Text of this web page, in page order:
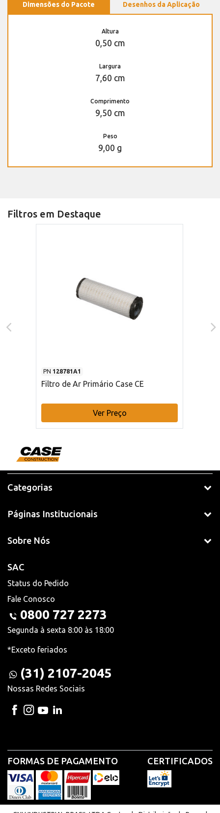
Dimensões do Pacote Desenhos da Aplicação
Altura
0,50 cm
Largura
7,60 cm
Comprimento
9,50 cm
Peso
9,00 g
Filtros em Destaque
PN 128781A1
Filtro de Ar Primário Case CE
Ver Preço
Categorias
Páginas Institucionais
Sobre Nós
SAC
Status do Pedido
Fale Conosco
0800 727 2273
Segunda à sexta 8:00 às 18:00
*Exceto feriados
(31) 2107-2045
Nossas Redes Sociais
FORMAS DE PAGAMENTO CERTIFICADOS